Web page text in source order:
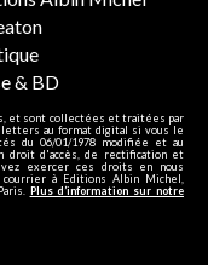
& BD
et sont collectées et traitées par
au format digital si vous le
du 06/01/1978 modifiée et au
droit d'accès, de rectification et
exercer ces droits en nous
courrier à Editions Albin Michel,
Plus d’information sur notre